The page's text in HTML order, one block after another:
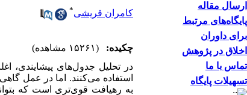
ارسال مقاله
پایگاه‌های مرتبط
برای داوران
اخلاق در پژوهش
تماس با ما
تسهیلات پایگاه
کامران قریشی*
چکیده:
(۱۵۲۶۱ مشاهده)
در تحلیل جدول‌های پیشایندی،
استفاده می‌کنند. اما در عمل
به رهیافت قوی‌تری است که